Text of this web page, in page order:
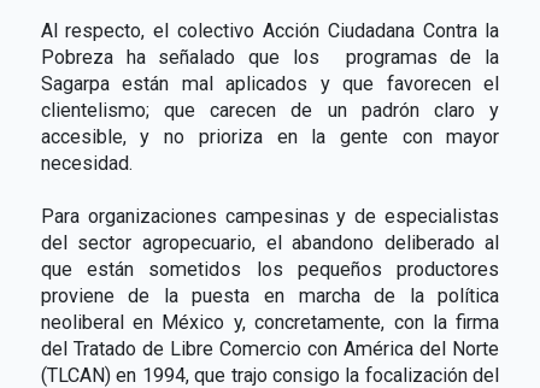
Al respecto, el colectivo Acción Ciudadana Contra la
Pobreza ha señalado que los programas de la
Sagarpa están mal aplicados y que favorecen el
clientelismo; que carecen de un padrón claro y
accesible, y no prioriza en la gente con mayor
necesidad.
Para organizaciones campesinas y de especialistas
del sector agropecuario, el abandono deliberado al
que están sometidos los pequeños productores
proviene de la puesta en marcha de la política
neoliberal en México y, concretamente, con la firma
del Tratado de Libre Comercio con América del Norte
(TLCAN) en 1994, que trajo consigo la focalización del